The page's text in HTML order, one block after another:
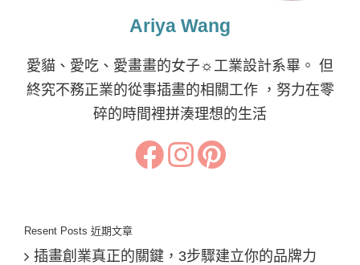
Ariya Wang
愛貓、愛吃、愛畫畫的女子☼工業設計系畢。 但
終究不務正業的從事插畫的相關工作 ，努力在零
碎的時間裡拼湊理想的生活
Resent Posts 近期文章
插畫創業真正的關鍵，3步驟建立你的品牌力